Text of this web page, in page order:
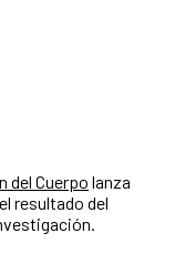
del Cuerpo lanza
resultado del